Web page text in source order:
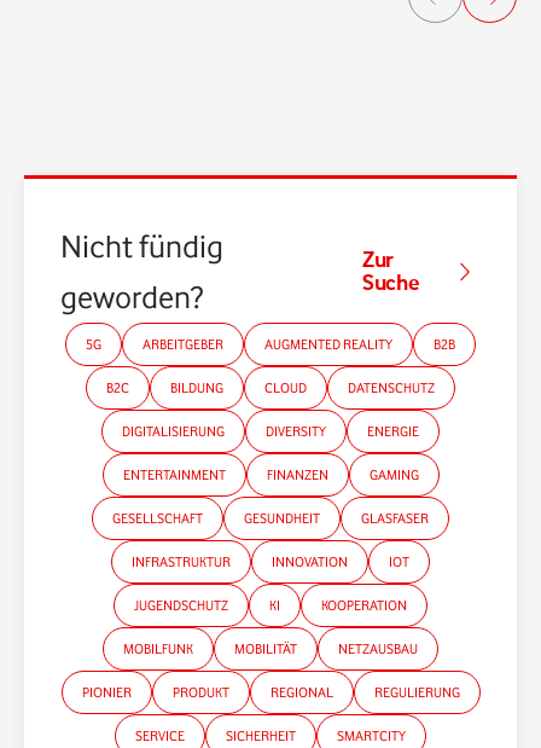
Nicht fündig
geworden?
Zur
Suche
5G ARBEITGEBER AUGMENTED REALITY B2B
B2C BILDUNG CLOUD DATENSCHUTZ
DIGITALISIERUNG DIVERSITY ENERGIE
ENTERTAINMENT FINANZEN GAMING
GESELLSCHAFT GESUNDHEIT GLASFASER
INFRASTRUKTUR INNOVATION IOT
JUGENDSCHUTZ KI KOOPERATION
MOBILFUNK MOBILITÄT NETZAUSBAU
PIONIER PRODUKT REGIONAL REGULIERUNG
SERVICE SICHERHEIT SMARTCITY